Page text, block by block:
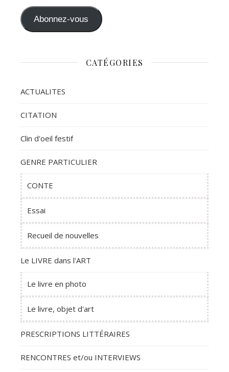
Abonnez-vous
CATÉGORIES
ACTUALITES
CITATION
Clin d'oeil festif
GENRE PARTICULIER
CONTE
Essai
Recueil de nouvelles
Le LIVRE dans l'ART
Le livre en photo
Le livre, objet d'art
PRESCRIPTIONS LITTÉRAIRES
RENCONTRES et/ou INTERVIEWS